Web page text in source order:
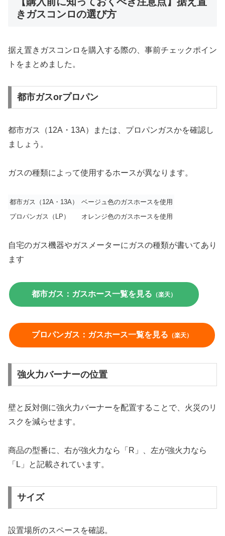
きガスコンロの選び方
据え置きガスコンロを購入する際の、事前チェックポイン
トをまとめました。
都市ガスorプロパン
都市ガス（12A・13A）または、プロパンガスかを確認し
ましょう。
ガスの種類によって使用するホースが異なります。
都市ガス（12A・13A）
ベージュ色のガスホースを使用
プロパンガス（LP）
オレンジ色のガスホースを使用
自宅のガス機器やガスメーターにガスの種類が書いてあり
ます
都市ガス：ガスホース一覧を見る （楽天）
プロパンガス：ガスホース一覧を見る （楽天）
強火力バーナーの位置
壁と反対側に強火力バーナーを配置することで、火災のリ
スクを減らせます。
商品の型番に、右が強火力なら「R」、左が強火力なら
「L」と記載されています。
サイズ
設置場所のスペースを確認。